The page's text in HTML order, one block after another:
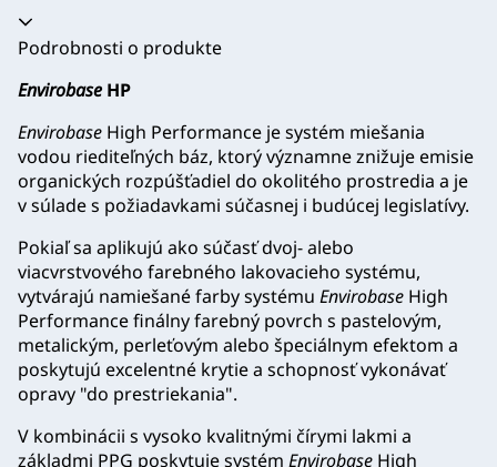
Akordeón sa zrútil
Podrobnosti o produkte
Envirobase HP
Envirobase High Performance je systém miešania
vodou riediteľných báz, ktorý významne znižuje emisie
organických rozpúšťadiel do okolitého prostredia a je
v súlade s požiadavkami súčasnej i budúcej legislatívy.
Pokiaľ sa aplikujú ako súčasť dvoj- alebo
viacvrstvového farebného lakovacieho systému,
vytvárajú namiešané farby systému Envirobase High
Performance finálny farebný povrch s pastelovým,
metalickým, perleťovým alebo špeciálnym efektom a
poskytujú excelentné krytie a schopnosť vykonávať
opravy "do prestriekania".
V kombinácii s vysoko kvalitnými čírymi lakmi a
základmi PPG poskytuje systém Envirobase High